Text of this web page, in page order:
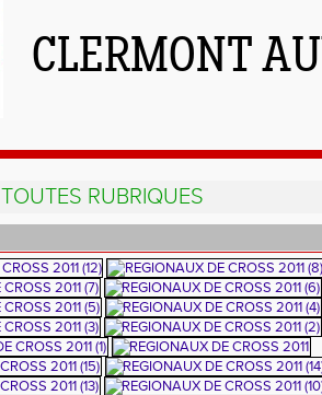
CLERMONT
TOUTES RUBRIQUES